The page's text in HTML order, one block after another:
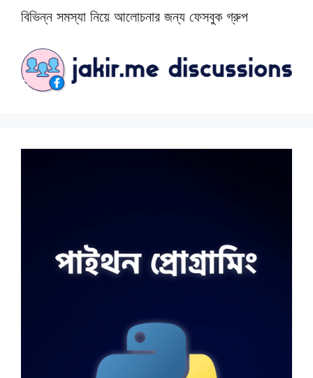
বিভিন্ন সমস্যা নিয়ে আলোচনার জন্য ফেসবুক গ্রুপ